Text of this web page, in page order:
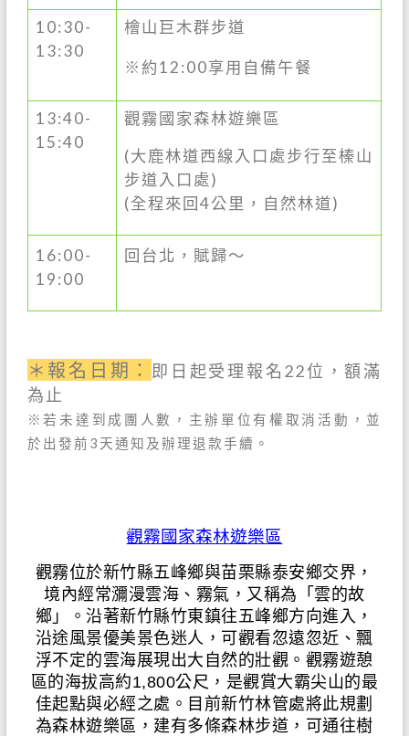
10:30-
13:30
檜山巨木群步道
※約12:00享用自備午餐
13:40-
15:40
觀霧國家森林遊樂區
(大鹿林道西線入口處步行至榛山
步道入口處)
(全程來回4公里，自然林道)
16:00-
19:00
回台北，賦歸～
＊報名日期： 即日起受理報名22位，額滿
為止
※若未達到成團人數，主辦單位有權取消活動，並
於出發前 3 天通知及辦理退款手續。
觀霧國家森林遊樂區
觀霧位於新竹縣五峰鄉與苗栗縣泰安鄉交界，
境內經常瀰漫雲海、霧氣，又稱為「雲的故
鄉」。沿著新竹縣竹東鎮往五峰鄉方向進入，
沿途風景優美景色迷人，可觀看忽遠忽近、飄
浮不定的雲海展現出大自然的壯觀。觀霧遊憩
區的海拔高約1,800公尺，是觀賞大霸尖山的最
佳起點與必經之處。目前新竹林管處將此規劃
為森林遊樂區，建有多條森林步道，可通往樹